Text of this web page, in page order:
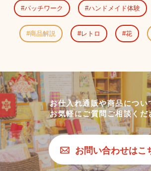
パッチワーク ハンドメイド体験
商品解説 レトロ 花
お仕入れ通販や商品につい
お気軽にご質問ご相談くだ
お問い合わせはこ